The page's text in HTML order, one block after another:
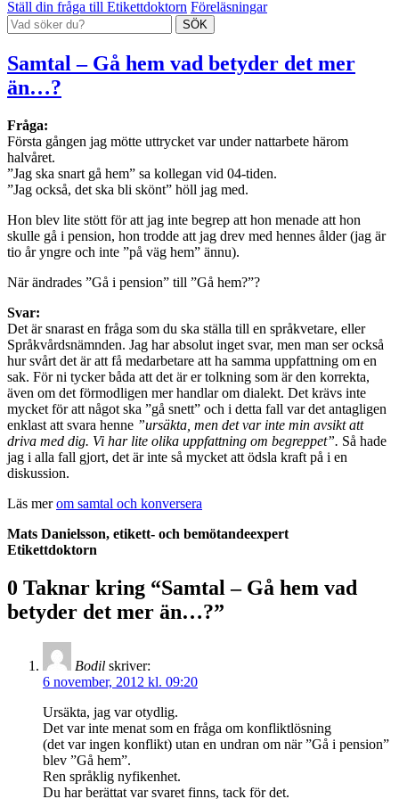
Ställ din fråga till Etikettdoktorn Föreläsningar
Samtal – Gå hem vad betyder det mer
än…?
Fråga:
Första gången jag mötte uttrycket var under nattarbete härom
halvåret.
”Jag ska snart gå hem” sa kollegan vid 04-tiden.
”Jag också, det ska bli skönt” höll jag med.
Hon blev lite stött för att jag inte begrep att hon menade att hon
skulle gå i pension, hon trodde att jag drev med hennes ålder (jag är
tio år yngre och inte ”på väg hem” ännu).
När ändrades ”Gå i pension” till ”Gå hem?”?
Svar:
Det är snarast en fråga som du ska ställa till en språkvetare, eller
Språkvårdsnämnden. Jag har absolut inget svar, men man ser också
hur svårt det är att få medarbetare att ha samma uppfattning om en
sak. För ni tycker båda att det är er tolkning som är den korrekta,
även om det förmodligen mer handlar om dialekt. Det krävs inte
mycket för att något ska ”gå snett” och i detta fall var det antagligen
enklast att svara henne ”ursäkta, men det var inte min avsikt att
driva med dig. Vi har lite olika uppfattning om begreppet”. Så hade
jag i alla fall gjort, det är inte så mycket att ödsla kraft på i en
diskussion.
Läs merom samtal och konversera
Mats Danielsson, etikett- och bemötandeexpert
Etikettdoktorn
0 Taknar kring “Samtal – Gå hem vad
betyder det mer än…?”
Bodil skriver:
6 november, 2012 kl. 09:20
Ursäkta, jag var otydlig.
Det var inte menat som en fråga om konfliktlösning
(det var ingen konflikt) utan en undran om när ”Gå i pension”
blev ”Gå hem”.
Ren språklig nyfikenhet.
Du har berättat var svaret finns, tack för det.